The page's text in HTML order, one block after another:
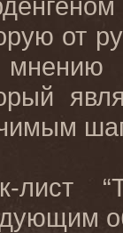
от
лист